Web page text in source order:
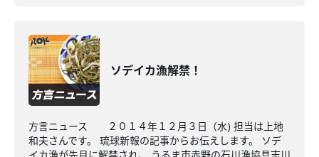
ソデイカ漁解禁！
方言ニュース ２０１４年１２月３日（水) 担当は上地
和夫さんです。 琉球新報の記事からお伝えします。 ソデ